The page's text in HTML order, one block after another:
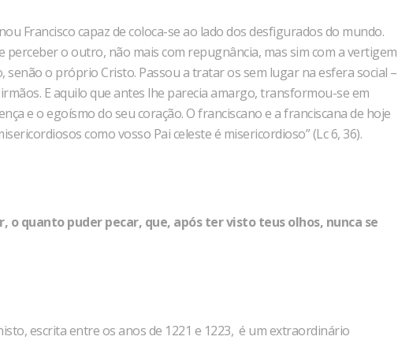
Francisco capaz de coloca-se ao lado dos desfigurados do mundo.
o outro, não mais com repugnância, mas sim com a vertigem
senão o próprio Cristo. Passou a tratar os sem lugar na esfera social –
E aquilo que antes lhe parecia amargo, transformou-se em
e o egoísmo do seu coração. O franciscano e a franciscana de hoje
como vosso Pai celeste é misericordioso” (Lc 6, 36).
o quanto puder pecar, que, após ter visto teus olhos, nunca se
escrita entre os anos de 1221 e 1223, é um extraordinário